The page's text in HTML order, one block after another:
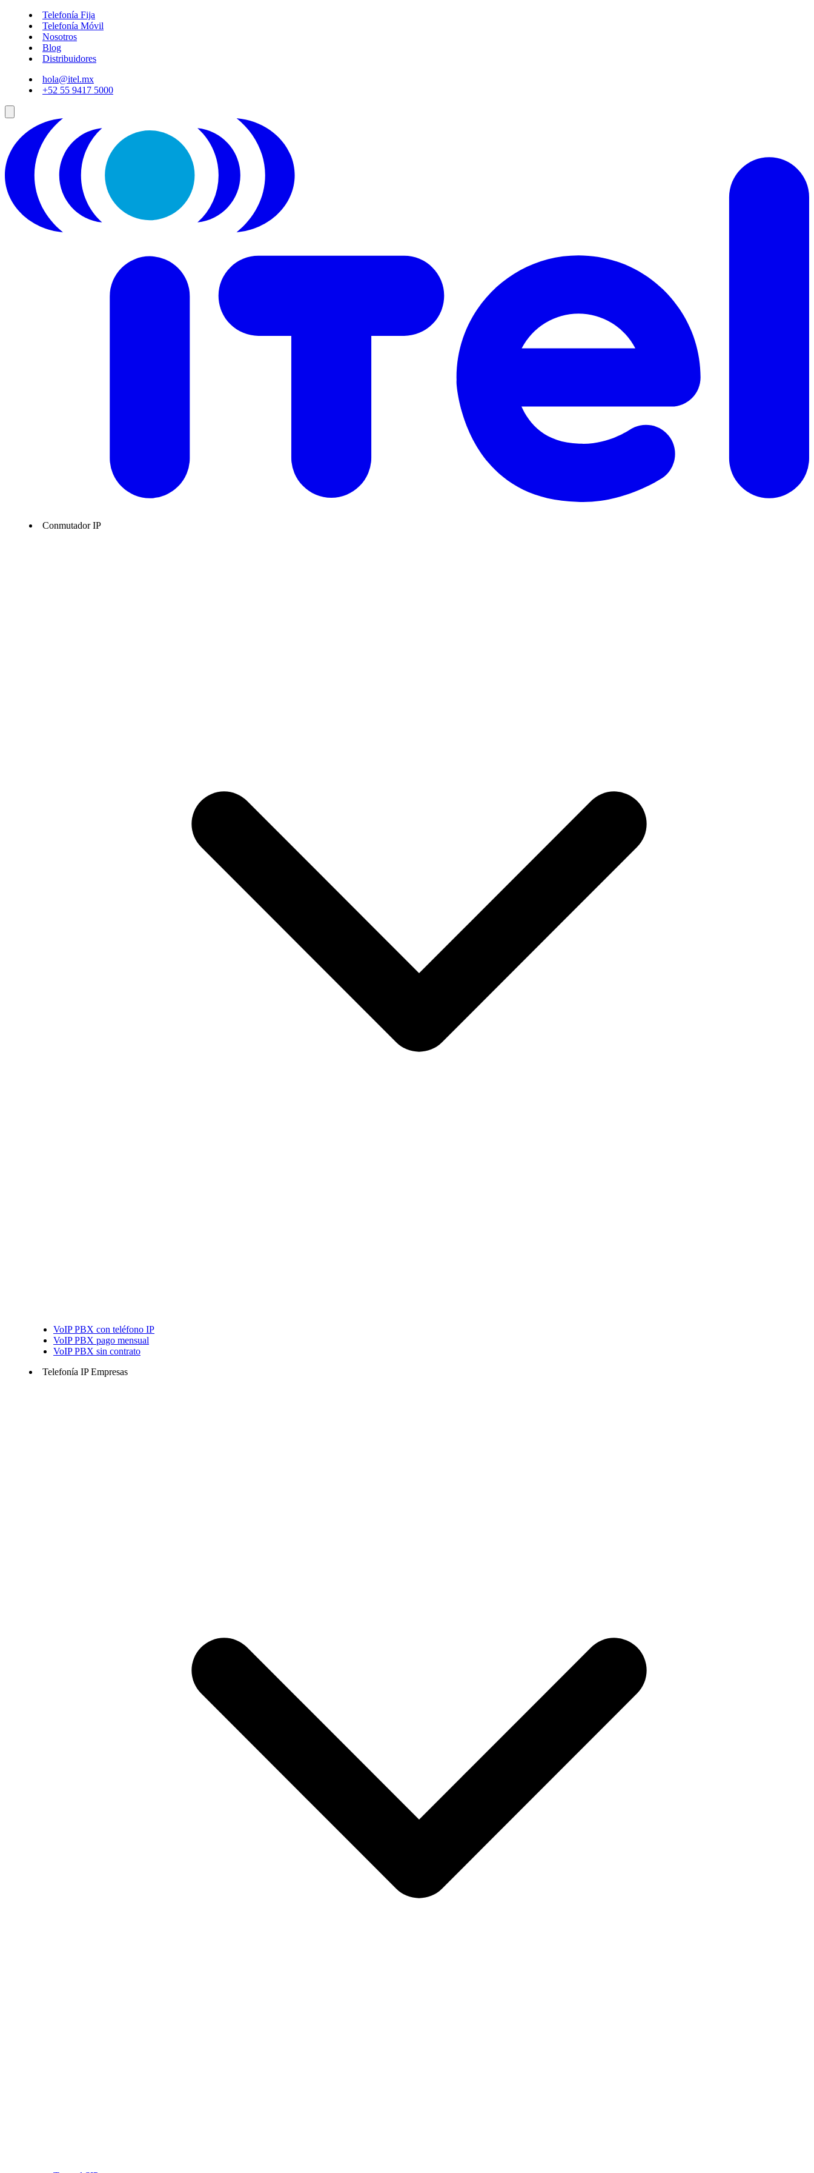
Telefonía Fija
Telefonía Móvil
Nosotros
Blog
Distribuidores
hola@itel.mx
+52 55 9417 5000
Conmutador IP
VoIP PBX con teléfono IP
VoIP PBX pago mensual
VoIP PBX sin contrato
Telefonía IP Empresas